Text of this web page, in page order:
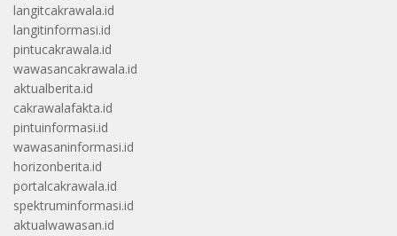
langitcakrawala.id
langitinformasi.id
pintucakrawala.id
wawasancakrawala.id
aktualberita.id
cakrawalafakta.id
pintuinformasi.id
wawasaninformasi.id
horizonberita.id
portalcakrawala.id
spektruminformasi.id
aktualwawasan.id